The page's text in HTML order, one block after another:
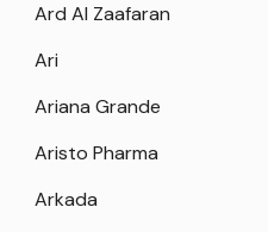
Ard Al Zaafaran
Ari
Ariana Grande
Aristo Pharma
Arkada